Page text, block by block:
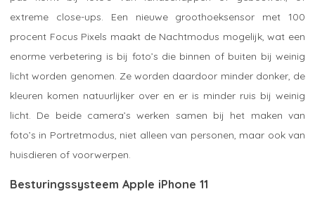
extreme close-ups. Een nieuwe groothoeksensor met 100
procent Focus Pixels maakt de Nachtmodus mogelijk, wat een
enorme verbetering is bij foto’s die binnen of buiten bij weinig
licht worden genomen. Ze worden daardoor minder donker, de
kleuren komen natuurlijker over en er is minder ruis bij weinig
licht. De beide camera’s werken samen bij het maken van
foto’s in Portretmodus, niet alleen van personen, maar ook van
huisdieren of voorwerpen.
Besturingssysteem Apple iPhone 11